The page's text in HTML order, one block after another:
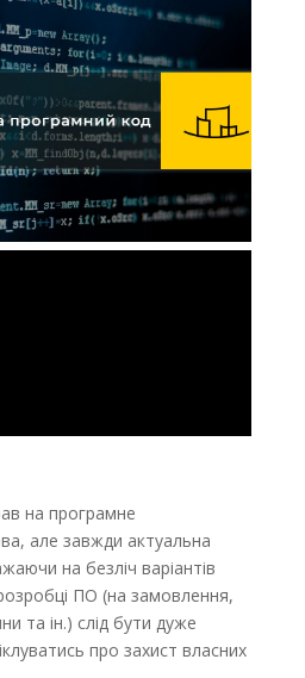
на програмне
але завжди актуальна
на безліч варіантів
ПО (на замовлення,
та ін.) слід бути дуже
про захист власних